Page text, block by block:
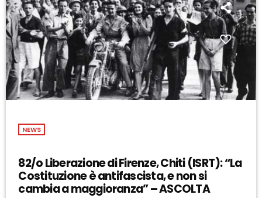
NEWS
82/o Liberazione di Firenze, Chiti (ISRT): “La
Costituzione è antifascista, e non si
cambia a maggioranza” – ASCOLTA